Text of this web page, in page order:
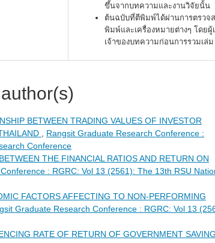
ขึ้นจากบทความและงานวิจัยนั้น
ต้นฉบับที่ตีพิมพ์ได้ผ่านการตรวจ
พิมพ์และเครื่องหมายต่างๆ โดยผู้
เจ้าของบทความก่อนการรวมเล่ม
BETWEEN TRADING VALUES OF INVESTOR
Rangsit Graduate Research Conference :
Conference
THE FINANCIAL RATIOS AND RETURN ON
: RGRC: Vol 13 (2561): The 13th RSU
FACTORS AFFECTING TO NON-PERFORMING
Graduate Research Conference : RGRC: Vol 13
RATE OF RETURN OF GOVERNMENT